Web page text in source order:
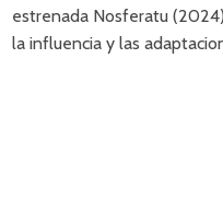
estrenada Nosferatu
la influencia y las